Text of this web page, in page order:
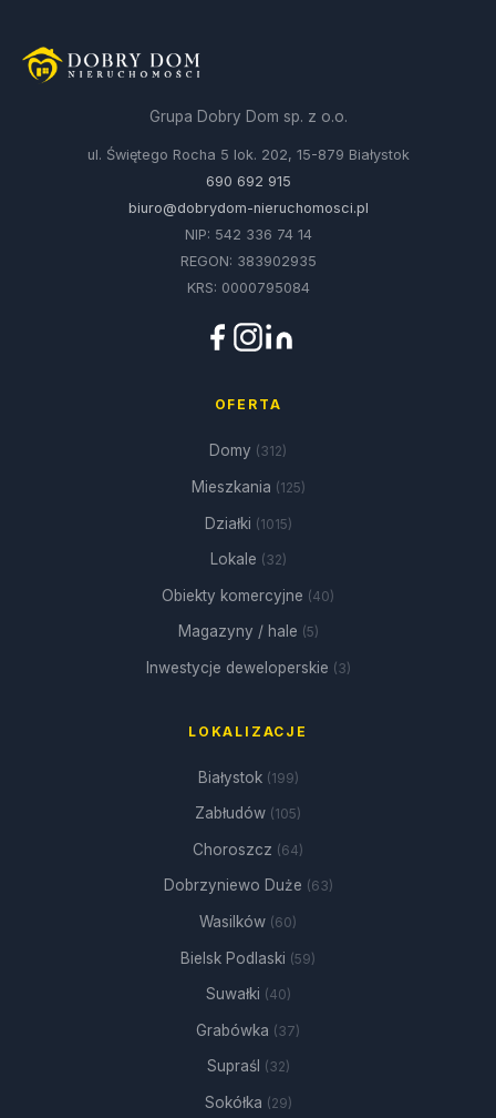
Grupa Dobry Dom sp. z o.o.
ul. Świętego Rocha 5 lok. 202, 15-879 Białystok
690 692 915
biuro@dobrydom-nieruchomosci.pl
NIP: 542 336 74 14
REGON: 383902935
KRS: 0000795084
OFERTA
Domy (312)
Mieszkania (125)
Działki (1015)
Lokale (32)
Obiekty komercyjne (40)
Magazyny / hale (5)
Inwestycje deweloperskie (3)
LOKALIZACJE
Białystok (199)
Zabłudów (105)
Choroszcz (64)
Dobrzyniewo Duże (63)
Wasilków (60)
Bielsk Podlaski (59)
Suwałki (40)
Grabówka (37)
Supraśl (32)
Sokółka (29)